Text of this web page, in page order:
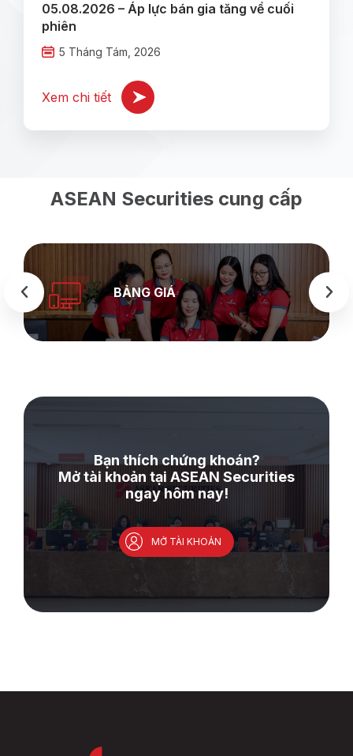
05.08.2026 – Áp lực bán gia tăng về cuối
phiên
5 Tháng Tám, 2026
Xem chi tiết
ASEAN Securities cung cấp
BẢNG GIÁ
Bạn thích chứng khoán?
Mở tài khoản tại ASEAN Securities
ngay hôm nay!
MỞ TÀI KHOẢN